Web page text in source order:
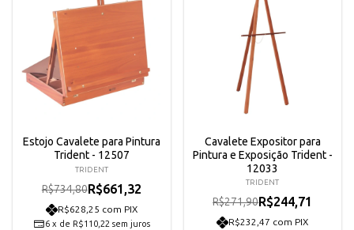
Estojo Cavalete para Pintura
Trident - 12507
TRIDENT
R$734,80R$661,32
R$628,25 com PIX
6 x de R$110,22 sem juros
Cavalete Expositor para
Pintura e Exposição Trident -
12033
TRIDENT
R$271,90R$244,71
R$232,47 com PIX